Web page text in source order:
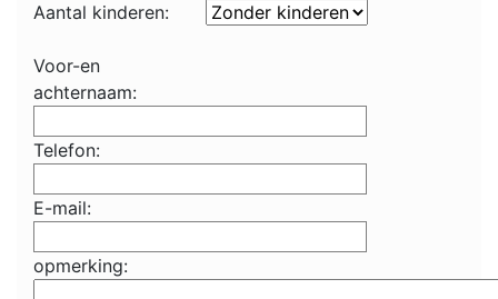
Aantal kinderen:
Voor-en
achternaam:
Telefon:
E-mail:
opmerking: